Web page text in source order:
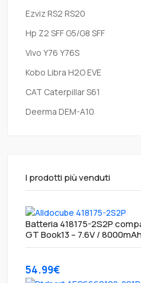
Ezviz RS2 RS20
Hp Z2 SFF G5/G8 SFF
Vivo Y76 Y76S
Kobo Libra H2O EVE
CAT Caterpillar S61
Deerma DEM-A10
I prodotti più venduti
Batteria 418175-2S2P
GT Book13 – 7.6V /
54.99€